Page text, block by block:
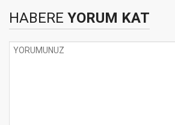
HABERE YORUM KAT